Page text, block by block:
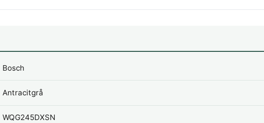
Bosch
Antracitgrå
WQG245DXSN